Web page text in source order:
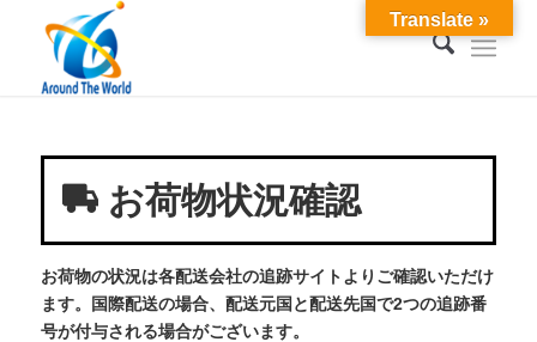
お荷物状況確認
お荷物の状況は各配送会社の追跡サイトよりご確認いただけ
ます。国際配送の場合、配送元国と配送先国で2つの追跡番
号が付与される場合がございます。
Translate »